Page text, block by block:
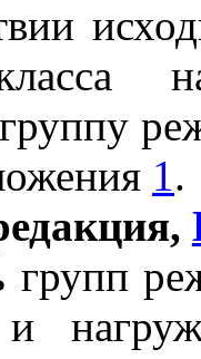
1.
групп
и